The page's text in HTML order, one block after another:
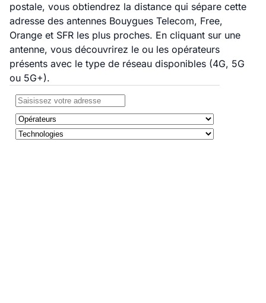
postale, vous obtiendrez la distance qui sépare cette
adresse des antennes Bouygues Telecom, Free,
Orange et SFR les plus proches. En cliquant sur une
antenne, vous découvrirez le ou les opérateurs
présents avec le type de réseau disponibles (4G, 5G
ou 5G+).